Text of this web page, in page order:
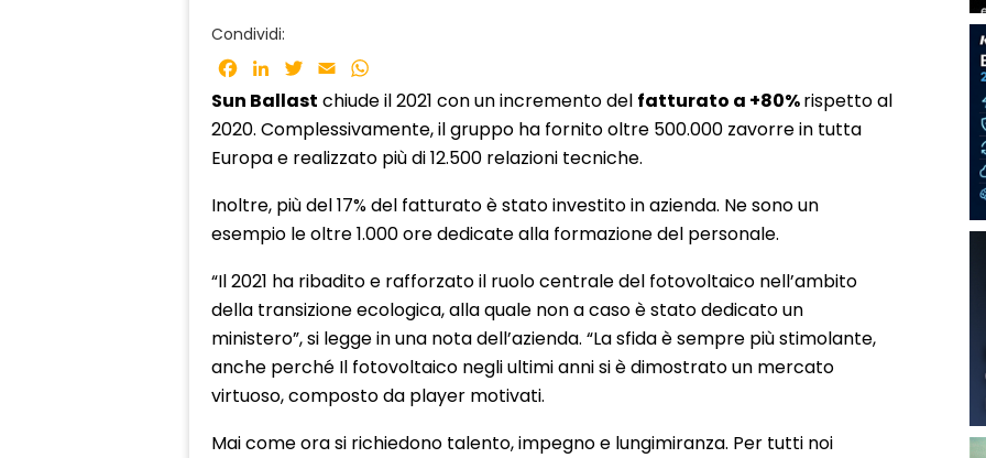
Condividi:
Facebook
LinkedInTwitter
Email
Sun Ballast chiude il 2021 con un incremento del fatturato a +80%rispetto al
2020. Complessivamente, il gruppo ha fornito oltre 500.000 zavorre in tutta
Europa e realizzato più di 12.500 relazioni tecniche.
Inoltre, più del 17% del fatturato è stato investito in azienda. Ne sono un
esempio le oltre 1.000 ore dedicate alla formazione del personale.
“Il 2021 ha ribadito e rafforzato il ruolo centrale del fotovoltaico nell’ambito
della transizione ecologica, alla quale non a caso è stato dedicato un
ministero”, si legge in una nota dell’azienda. “La sfida è sempre più stimolante,
anche perché Il fotovoltaico negli ultimi anni si è dimostrato un mercato
virtuoso, composto da player motivati.
Mai come ora si richiedono talento, impegno e lungimiranza. Per tutti noi